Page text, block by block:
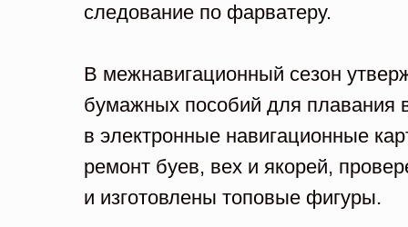
следование по фарватеру.
В межнавигационный сезон
бумажных пособий для плавания
в электронные навигационные
ремонт буев, вех и якорей,
и изготовлены топовые фигуры.